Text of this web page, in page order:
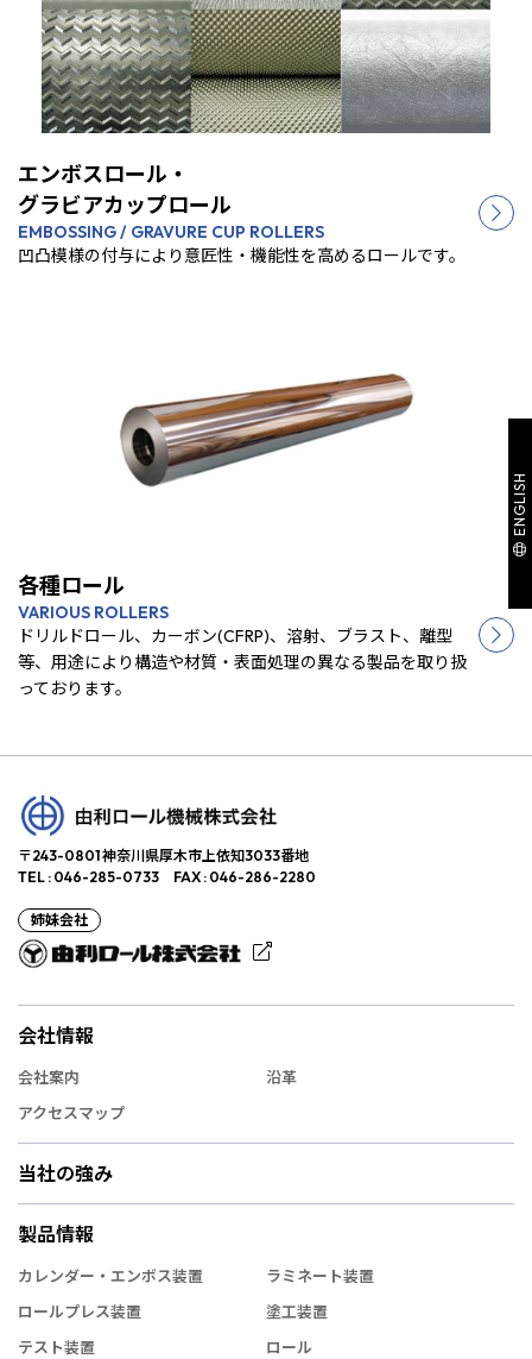
エンボスロール・
グラビアカップロール
EMBOSSING / GRAVURE CUP ROLLERS
凹凸模様の付与により意匠性・機能性を高めるロールです。
各種ロール
VARIOUS ROLLERS
ドリルドロール、カーボン(CFRP)、溶射、ブラスト、離型
等、用途により構造や材質・表面処理の異なる製品を取り扱
っております。
ENGLISH
〒243-0801 神奈川県厚木市上依知3033番地
TEL : 046-285-0733 FAX : 046-286-2280
姉妹会社
会社情報
会社案内
沿革
アクセスマップ
当社の強み
製品情報
カレンダー・エンボス装置
ラミネート装置
ロールプレス装置
塗工装置
テスト装置
ロール